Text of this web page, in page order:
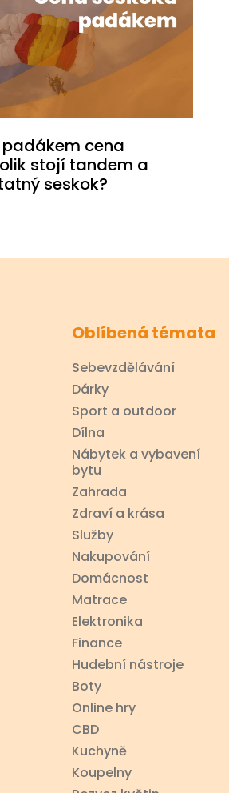
padákem cena
stojí tandem a
seskok?
Oblíbená témata
Sebevzdělávání
Dárky
Sport a outdoor
Dílna
Nábytek a vybavení
bytu
Zahrada
Zdraví a krása
Služby
Nakupování
Domácnost
Matrace
Elektronika
Finance
Hudební nástroje
Boty
Online hry
CBD
Kuchyně
Koupelny